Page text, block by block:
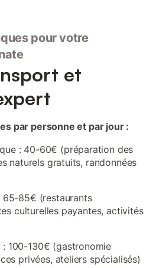
pour votre
et
par personne et par jour :
: 40-60€ (préparation des
naturels gratuits, randonnées
65-85€ (restaurants
culturelles payantes, activités
: 100-130€ (gastronomie
privées, ateliers spécialisés)